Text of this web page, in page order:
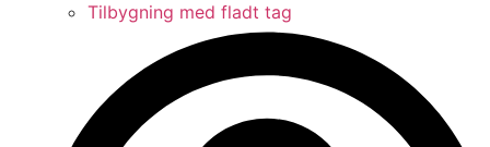
Tilbygning med fladt tag